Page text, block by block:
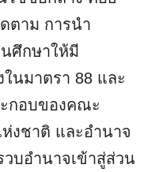
ตาม การนำ
ศึกษาให้มี
นมาตรา 88 และ
กอบของคณะ
งชาติ และอำนาจ
บอำนาจเข้าสู่ส่วน